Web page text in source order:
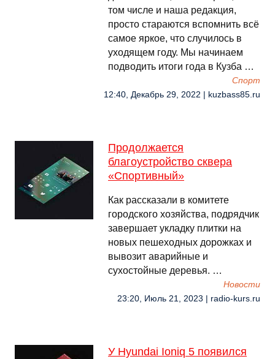
том числе и наша редакция,
просто стараются вспомнить всё
самое яркое, что случилось в
уходящем году. Мы начинаем
подводить итоги года в Кузба …
Спорт
12:40, Декабрь 29, 2022 | kuzbass85.ru
Продолжается
благоустройство сквера
«Спортивный»
Как рассказали в комитете
городского хозяйства, подрядчик
завершает укладку плитки на
новых пешеходных дорожках и
вывозит аварийные и
сухостойные деревья. …
Новости
23:20, Июль 21, 2023 | radio-kurs.ru
У Hyundai Ioniq 5 появился